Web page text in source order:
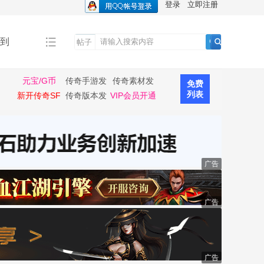
登录 立即注册
帖子
元宝/G币
传奇手游发
布
传奇素材发
布
新开传奇SF 传奇版本发 VIP会员开通
免费
列表
广告
广告
广告